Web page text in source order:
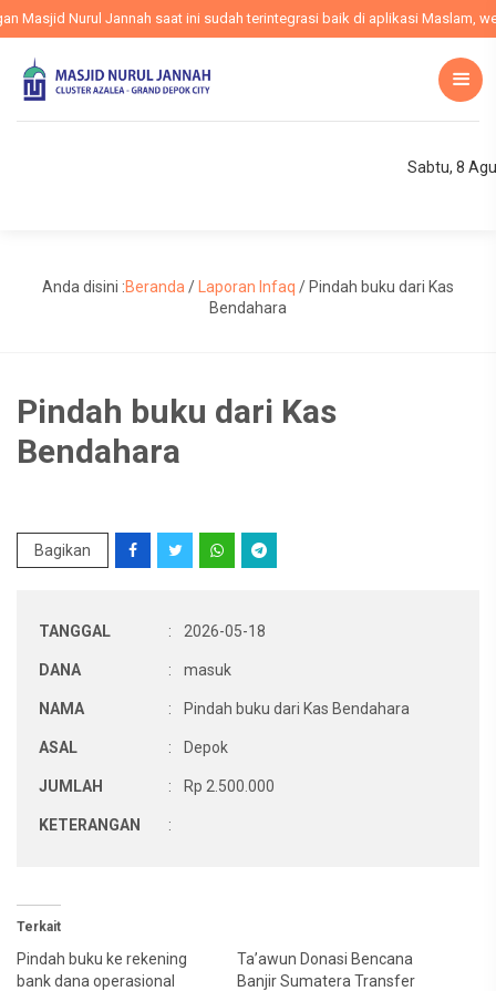
Masjid Nurul Jannah saat ini sudah terintegrasi baik di aplikasi Maslam,
Sabtu, 8
Anda disini :Beranda / Laporan Infaq / Pindah buku dari Kas
Bendahara
Pindah buku dari Kas
Bendahara
Bagikan
TANGGAL : 2026-05-18
DANA : masuk
NAMA : Pindah buku dari Kas Bendahara
ASAL : Depok
JUMLAH : Rp 2.500.000
KETERANGAN :
Terkait
Pindah buku ke rekening
bank dana operasional
Ta’awun Donasi Bencana
Banjir Sumatera Transfer